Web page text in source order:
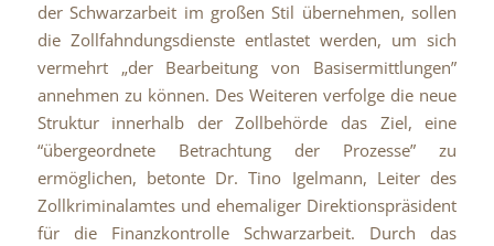
der Schwarzarbeit im großen Stil übernehmen, sollen
die Zollfahndungsdienste entlastet werden, um sich
vermehrt „der Bearbeitung von Basisermittlungen”
annehmen zu können. Des Weiteren verfolge die neue
Struktur innerhalb der Zollbehörde das Ziel, eine
“übergeordnete Betrachtung der Prozesse” zu
ermöglichen, betonte Dr. Tino Igelmann, Leiter des
Zollkriminalamtes und ehemaliger Direktionspräsident
für die Finanzkontrolle Schwarzarbeit. Durch das